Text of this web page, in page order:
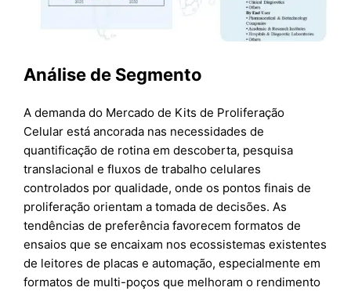
Análise de Segmento
A demanda do Mercado de Kits de Proliferação
Celular está ancorada nas necessidades de
quantificação de rotina em descoberta, pesquisa
translacional e fluxos de trabalho celulares
controlados por qualidade, onde os pontos finais de
proliferação orientam a tomada de decisões. As
tendências de preferência favorecem formatos de
ensaios que se encaixam nos ecossistemas existentes
de leitores de placas e automação, especialmente em
formatos de multi-poços que melhoram o rendimento